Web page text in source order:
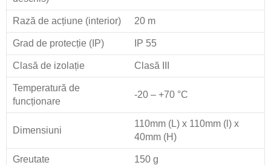
Rază de acțiune (interior) 20 m
Grad de protecție (IP) IP 55
Clasă de izolație Clasă III
Temperatură de
funcționare
-20 – +70 °C
Dimensiuni
110mm (L) x 110mm (l) x
40mm (H)
Greutate 150 g